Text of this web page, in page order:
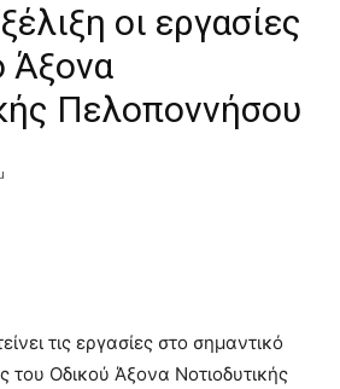
οι εργασίες
Άξονα
Πελοποννήσου
τις εργασίες στο σημαντικό
του Οδικού Άξονα Νοτιοδυτικής